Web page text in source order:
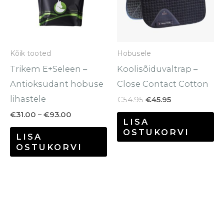
Kõik tooted
Trikem E+Seleen –
Antioksüdant hobuse
lihastele
€31.00 – €93.00
LISA
OSTUKORVI
varianti.
teha
tootelehel.
Hobusele
Koolisõiduvaltrap –
Close Contact Cotton
€54.95 €45.95
LISA
OSTUKORVI